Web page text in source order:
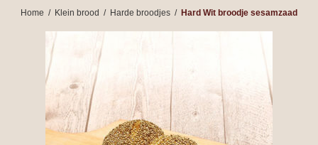
Home / Klein brood / Harde broodjes / Hard Wit broodje sesamzaad